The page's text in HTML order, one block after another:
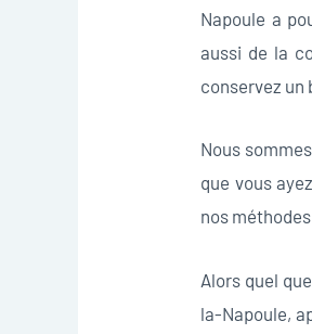
Napoule a
aussi de la
conservez un
Nous
que vous
nos
Alors quel
la-Napoule,